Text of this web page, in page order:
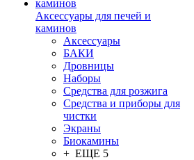
Аксессуары для печей и
каминов
Аксессуары
БАКИ
Дровницы
Наборы
Средства для розжига
Средства и приборы для
чистки
Экраны
Биокамины
+ ЕЩЕ 5